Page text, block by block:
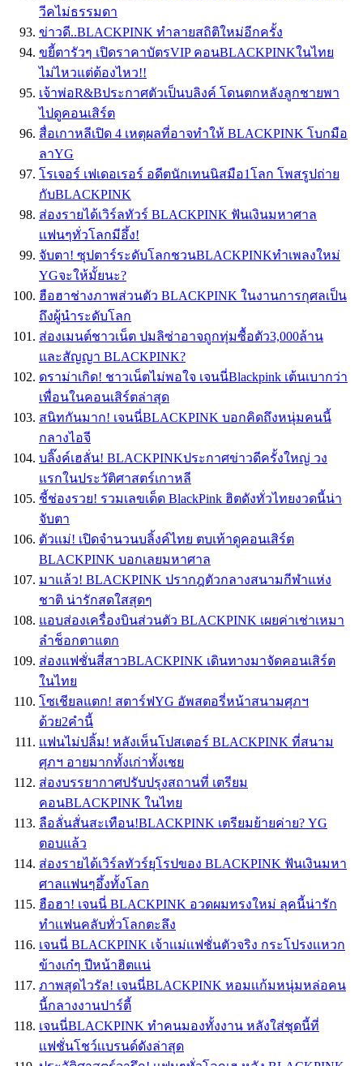
วีคไม่ธรรมดา
ข่าวดี..BLACKPINK ทำลายสถิติใหม่อีกครั้ง
ขยี้ตารัวๆ เปิดราคาบัตรVIP คอนBLACKPINKในไทย
ไม่ไหวแต่ต้องไหว!!
เจ้าพ่อR&Bประกาศตัวเป็นบลิงค์ โดนตกหลังลูกชายพา
ไปดูคอนเสิร์ต
สื่อเกาหลีเปิด 4 เหตุผลที่อาจทำให้ BLACKPINK โบกมือ
ลาYG
โรเจอร์ เฟเดอเรอร์ อดีตนักเทนนิสมือ1โลก โพสรูปถ่าย
กับBLACKPINK
ส่องรายได้เวิร์ลทัวร์ BLACKPINK ฟันเงินมหาศาล
เเฟนๆทั่วโลกมีอึ้ง!
จับตา! ซุปตาร์ระดับโลกชวนBLACKPINKทำเพลงใหม่
YGจะให้มั้ยนะ?
ฮือฮาช่างภาพส่วนตัว BLACKPINK ในงานการกุศลเป็น
ถึงผู้นำระดับโลก
ส่องเมนต์ชาวเน็ต ปมลิซ่าอาจถูกทุ่มซื้อตัว3,000ล้าน
และสัญญา BLACKPINK?
ดราม่าเกิด! ชาวเน็ตไม่พอใจ เจนนี่Blackpink เต้นเบากว่า
เพื่อนในคอนเสิร์ตล่าสุด
สนิทกันมาก! เจนนี่BLACKPINK บอกคิดถึงหนุ่มคนนี้
กลางไอจี
บลิ๊งค์เฮลั่น! BLACKPINKประกาศข่าวดีครั้งใหญ่ วง
แรกในประวัติศาสตร์เกาหลี
ชี้ช่องรวย! รวมเลขเด็ด BlackPink ฮิตดังทั่วไทยงวดนี้น่า
จับตา
ตัวเเม่! เปิดจำนวนบลิ้งค์ไทย ตบเท้าดูคอนเสิร์ต
BLACKPINK บอกเลยมหาศาล
มาแล้ว! BLACKPINK ปรากฎตัวกลางสนามกีฬาแห่ง
ชาติ น่ารักสดใสสุดๆ
แอบส่องเครื่องบินส่วนตัว BLACKPINK เผยค่าเช่าเหมา
ลำช็อกตาแตก
ส่องแฟชั่นสี่สาวBLACKPINK เดินทางมาจัดคอนเสิร์ต
ในไทย
โซเชียลแตก! สตาร์ฟYG อัพสตอรี่หน้าสนามศุภฯ
ด้วย2คำนี้
เเฟนไม่ปลิ้ม! หลังเห็นโปสเตอร์ BLACKPINK ที่สนาม
ศุภฯ อายมากทั้งเก่าทั้งเชย
ส่องบรรยากาศปรับปรุงสถานที่ เตรียม
คอนBLACKPINK ในไทย
ลือลั่นสั่นสะเทือน!BLACKPINK เตรียมย้ายค่าย? YG
ตอบแล้ว
ส่องรายได้เวิร์ลทัวร์ยุโรปของ BLACKPINK ฟันเงินมหา
ศาลเเฟนๆอึ้งทั้งโลก
ฮือฮา! เจนนี่ BLACKPINK อวดผมทรงใหม่ ลุคนี้น่ารัก
ทำเเฟนคลับทั่วโลกตะลึง
เจนนี่ BLACKPINK เจ้าเเม่เเฟชั่นตัวจริง กระโปรงเเหวก
ข้างเก๋ๆ ปีหน้าฮิตเเน่
ภาพสุดไวรัล! เจนนี่BLACKPINK หอมเเก้มหนุ่มหล่อคน
นี้กลางงานปาร์ตี้
เจนนี่BLACKPINK ทำคนมองทั้งงาน หลังใส่ชุดนี้ที่
เเฟชั่นโชว์เเบรนด์ดังล่าสุด